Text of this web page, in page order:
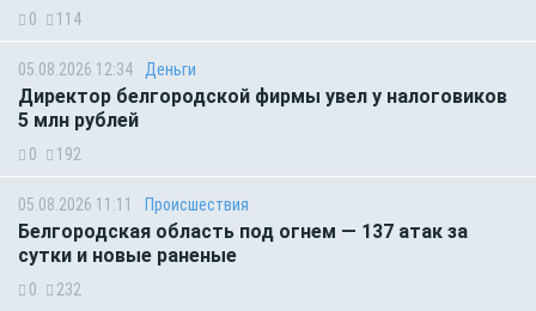
0 114
05.08.2026 12:34 Деньги
Директор белгородской фирмы увел у налоговиков
5 млн рублей
0 192
05.08.2026 11:11 Происшествия
Белгородская область под огнем — 137 атак за
сутки и новые раненые
0 232